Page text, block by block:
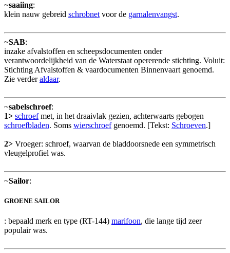
~saaiing:
klein nauw gebreid schrobnet voor de garnalenvangst.
~SAB:
inzake afvalstoffen en scheepsdocumenten onder
verantwoordelijkheid van de Waterstaat opererende stichting. Voluit:
Stichting Afvalstoffen & vaardocumenten Binnenvaart genoemd.
Zie verderaldaar.
~sabelschroef:
1> schroefmet, in het draaivlak gezien, achterwaarts gebogen
schroefbladen. Soms wierschroefgenoemd. [Tekst: Schroeven.]
2> Vroeger: schroef, waarvan de bladdoorsnede een symmetrisch
vleugelprofiel was.
~Sailor:
GROENE SAILOR
: bepaald merk en type (RT-144) marifoon, die lange tijd zeer
populair was.